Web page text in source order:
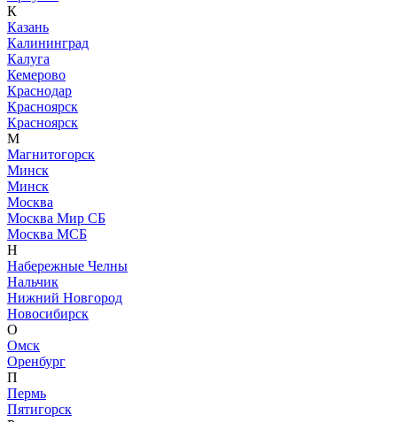
К
Казань
Калининград
Калуга
Кемерово
Краснодар
Красноярск
Красноярск
М
Магнитогорск
Минск
Минск
Москва
Москва Мир СБ
Москва МСБ
Н
Набережные Челны
Нальчик
Нижний Новгород
Новосибирск
О
Омск
Оренбург
П
Пермь
Пятигорск